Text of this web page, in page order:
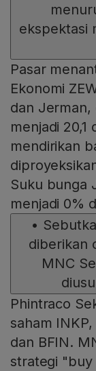
ekspektasi
Pasar
Ekonomi
dan Jerman,
menjadi 20,1
mendirikan
Suku bunga
menjadi 0%
•
diberikan
MNC
Phintraco
saham INKP,
dan BFIN.
strategi "buy